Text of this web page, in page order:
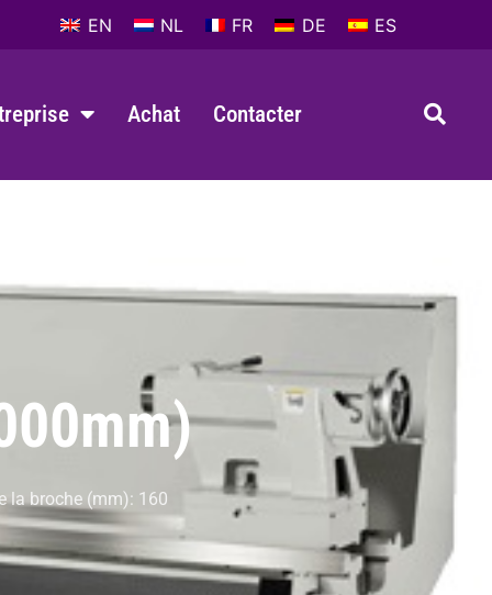
EN NL FR DE ES
Achat Contacter
la broche (mm): 160